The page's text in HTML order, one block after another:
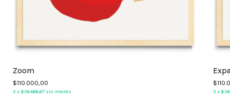
Zoom
$110.000,00
3 x$36.666,67sin interés 3 x